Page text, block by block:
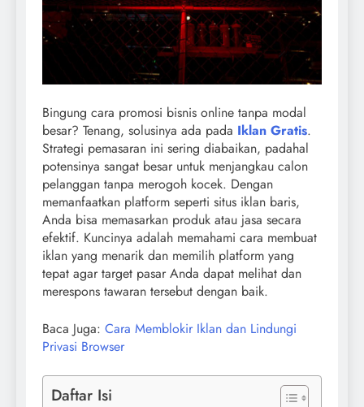
Bingung cara promosi bisnis online tanpa modal
besar? Tenang, solusinya ada pada Iklan Gratis.
Strategi pemasaran ini sering diabaikan, padahal
potensinya sangat besar untuk menjangkau calon
pelanggan tanpa merogoh kocek. Dengan
memanfaatkan platform seperti situs iklan baris,
Anda bisa memasarkan produk atau jasa secara
efektif. Kuncinya adalah memahami cara membuat
iklan yang menarik dan memilih platform yang
tepat agar target pasar Anda dapat melihat dan
merespons tawaran tersebut dengan baik.
Baca Juga: Cara Memblokir Iklan dan Lindungi
Privasi Browser
Daftar Isi